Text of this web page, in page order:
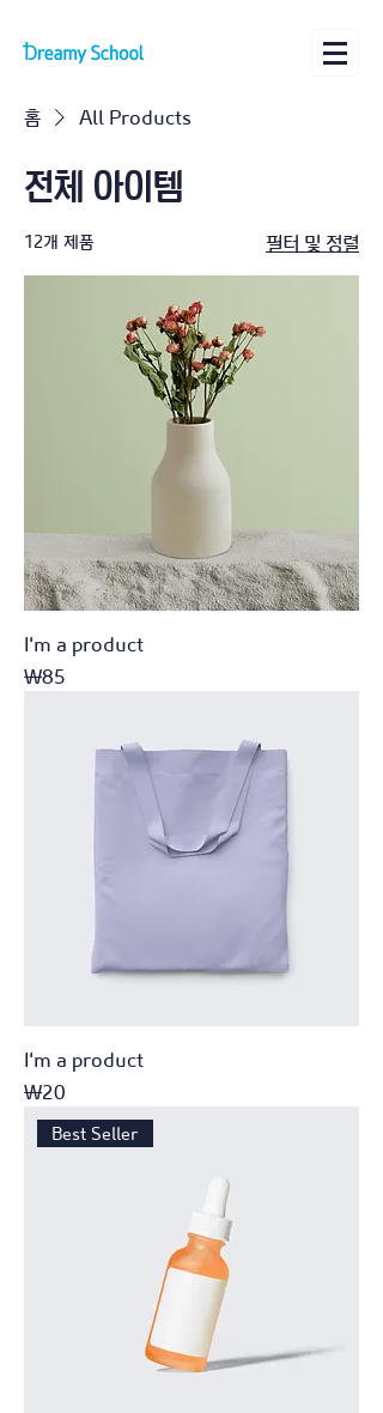
홈 All Products
전체 아이템
12개 제품 필터 및 정렬
I'm a product
가격
₩85
I'm a product
가격
₩20
Best Seller